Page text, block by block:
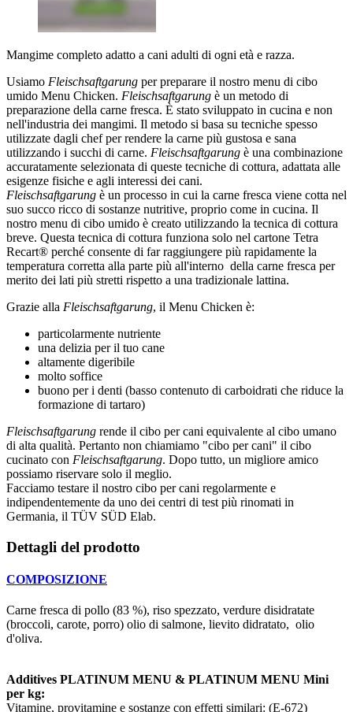
Mangime completo adatto a cani adulti di ogni età e razza.
Usiamo Fleischsaftgarung per preparare il nostro menu di cibo
umido Menu Chicken. Fleischsaftgarung è un metodo di
preparazione della carne fresca. È stato sviluppato in cucina e non
nell'industria dei mangimi. Il metodo si basa su tecniche spesso
utilizzate dagli chef per rendere la carne più gustosa e sana
utilizzando i succhi di carne. Fleischsaftgarung è una combinazione
accuratamente selezionata di queste tecniche di cottura, adattata alle
esigenze fisiche e agli interessi dei cani.
Fleischsaftgarung è un processo in cui la carne fresca viene cotta nel
suo succo ricco di sostanze nutritive, proprio come in cucina. Il
nostro menu di cibo umido è creato utilizzando la tecnica di cottura
breve. Questa tecnica di cottura funziona solo nel cartone Tetra
Recart® perché consente di far raggiungere più rapidamente la
temperatura corretta alla parte più all'interno della carne fresca per
merito dei lati più stretti rispetto a una tradizionale lattina.
Grazie alla Fleischsaftgarung, il Menu Chicken è:
particolarmente nutriente
una delizia per il tuo cane
altamente digeribile
molto soffice
buono per i denti (basso contenuto di carboidrati che riduce la
formazione di tartaro)
Fleischsaftgarung rende il cibo per cani equivalente al cibo umano
di alta qualità. Pertanto non chiamiamo "cibo per cani" il cibo
cucinato con Fleischsaftgarung. Dopo tutto, un migliore amico
possiamo riservare solo il meglio.
Facciamo testare il nostro cibo per cani regolarmente e
indipendentemente da uno dei centri di test più rinomati in
Germania, il TÜV SÜD Elab.
Dettagli del prodotto
COMPOSIZIONE
Carne fresca di pollo (83 %), riso spezzato, verdure disidratate
(broccoli, carote, porro) olio di salmone, lievito didratato, olio
d'oliva.
Additives PLATINUM MENU & PLATINUM MENU Mini
per kg:
Vitamine, provitamine e sostanze con effetti similari: (E-672)